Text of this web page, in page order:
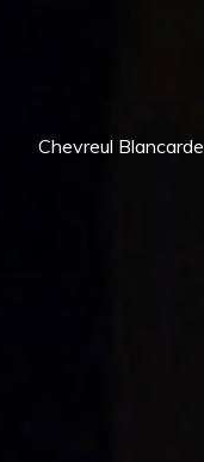
Chevreul Blancarde